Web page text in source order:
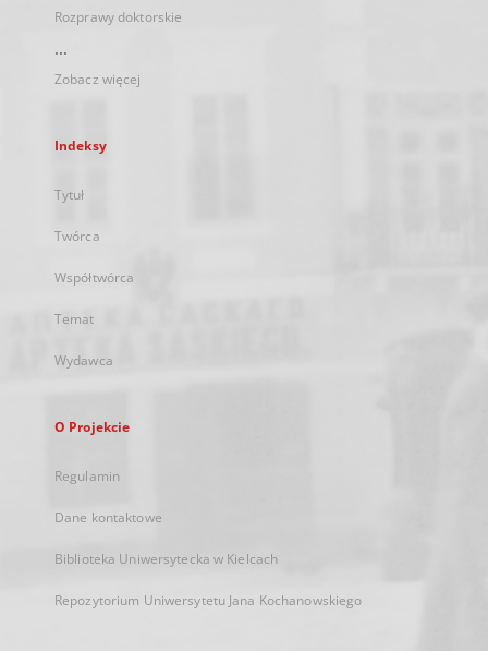
Rozprawy doktorskie
...
Zobacz więcej
Indeksy
Tytuł
Twórca
Współtwórca
Temat
Wydawca
O Projekcie
Regulamin
Dane kontaktowe
Biblioteka Uniwersytecka w Kielcach
Repozytorium Uniwersytetu Jana Kochanowskiego